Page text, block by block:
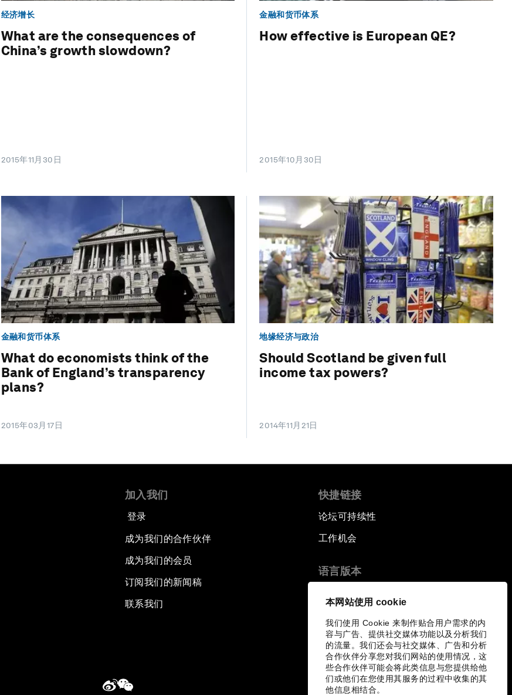
本网站使用 cookie
我们使用 Cookie 来制作贴合用户需求的内
容与广告、提供社交媒体功能以及分析我们
的流量。我们还会与社交媒体、广告和分析
合作伙伴分享您对我们网站的使用情况，这
些合作伙伴可能会将此类信息与您提供给他
们或他们在您使用其服务的过程中收集的其
他信息相结合。
经济增长
What are the consequences of
China’s growth slowdown?
2015年11月30日
金融和货币体系
How effective is European QE?
2015年10月30日
金融和货币体系
What do economists think of the
Bank of England’s transparency
plans?
2015年03月17日
地缘经济与政治
Should Scotland be given full
income tax powers?
2014年11月21日
加入我们
登录
成为我们的合作伙伴
成为我们的会员
订阅我们的新闻稿
联系我们
快捷链接
论坛可持续性
工作机会
语言版本